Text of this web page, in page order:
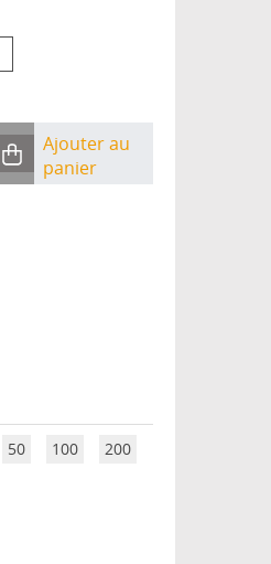
Ajouter au
panier
50 100 200